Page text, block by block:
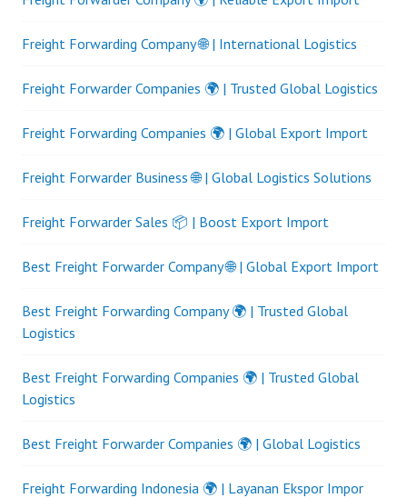
Freight Forwarding Company 🌐 | International Logistics
Freight Forwarder Companies 🌍 | Trusted Global Logistics
Freight Forwarding Companies 🌍 | Global Export Import
Freight Forwarder Business 🌐 | Global Logistics Solutions
Freight Forwarder Sales 📦 | Boost Export Import
Best Freight Forwarder Company 🌐 | Global Export Import
Best Freight Forwarding Company 🌍 | Trusted Global
Logistics
Best Freight Forwarding Companies 🌍 | Trusted Global
Logistics
Best Freight Forwarder Companies 🌍 | Global Logistics
Freight Forwarding Indonesia 🌍 | Layanan Ekspor Impor